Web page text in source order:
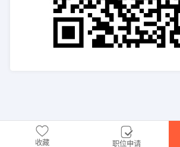
收藏 职位申请